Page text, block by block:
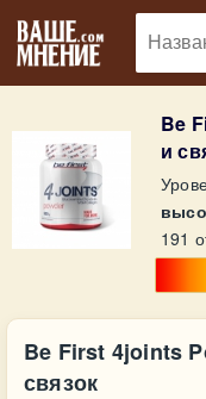
Be
и
191
Be First 4joints
связок